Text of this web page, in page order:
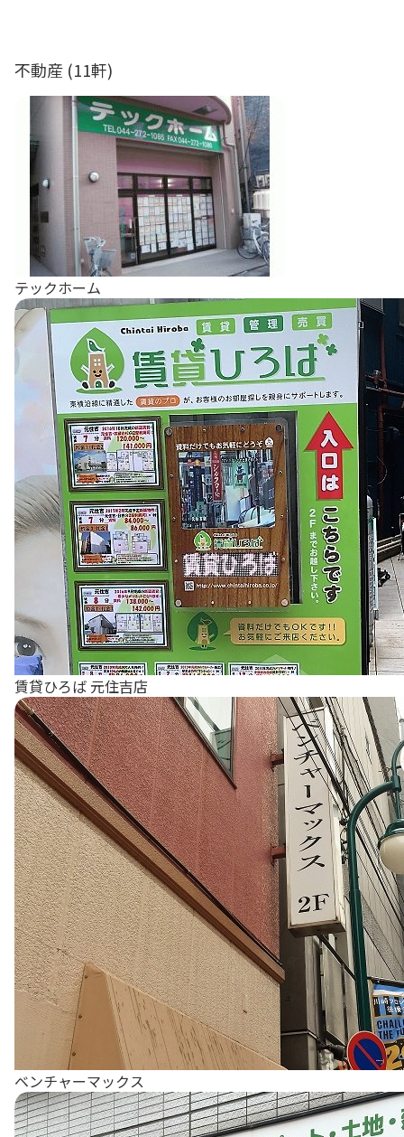
不動産 (11軒)
テックホーム
賃貸ひろば 元住吉店
ベンチャーマックス